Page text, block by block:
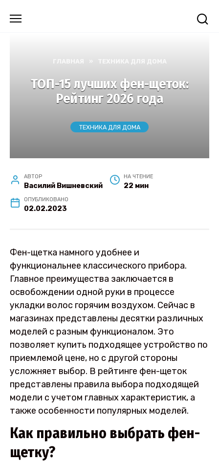
ГЛАВНАЯ » ТЕХНИКА ДЛЯ ДОМА
ТОП-15 лучших фен-щеток:
Рейтинг 2026 года
ТЕХНИКА ДЛЯ ДОМА
АВТОР
Василий Вишневский
НА ЧТЕНИЕ
22 мин
ОПУБЛИКОВАНО
02.02.2023
Фен-щетка намного удобнее и
функциональнее классического прибора.
Главное преимущества заключается в
освобождении одной руки в процессе
укладки волос горячим воздухом. Сейчас в
магазинах представлены десятки различных
моделей с разным функционалом. Это
позволяет купить подходящее устройство по
приемлемой цене, но с другой стороны
усложняет выбор. В рейтинге фен-щеток
представлены правила выбора подходящей
модели с учетом главных характеристик, а
также особенности популярных моделей.
Как правильно выбрать фен-
щетку?